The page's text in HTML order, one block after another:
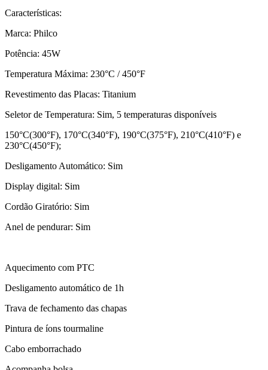
Características:
Marca: Philco
Potência: 45W
Temperatura Máxima: 230°C / 450°F
Revestimento das Placas: Titanium
Seletor de Temperatura: Sim, 5 temperaturas disponíveis
150°C(300°F), 170°C(340°F), 190°C(375°F), 210°C(410°F) e
230°C(450°F);
Desligamento Automático: Sim
Display digital: Sim
Cordão Giratório: Sim
Anel de pendurar: Sim
Aquecimento com PTC
Desligamento automático de 1h
Trava de fechamento das chapas
Pintura de íons tourmaline
Cabo emborrachado